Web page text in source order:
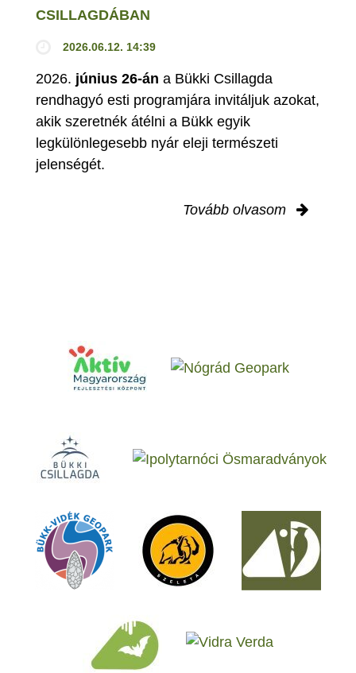
CSILLAGDÁBAN
2026.06.12. 14:39
2026. június 26-án a Bükki Csillagda
rendhagyó esti programjára invitáljuk azokat,
akik szeretnék átélni a Bükk egyik
legkülönlegesebb nyár eleji természeti
jelenségét.
Tovább olvasom